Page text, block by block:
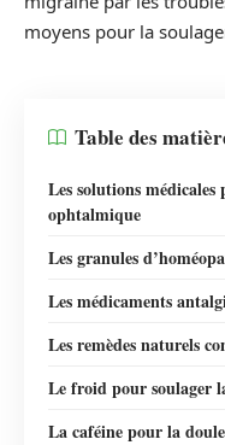
moyens pour la
Table des
Les solutions
ophtalmique
Les granules
Les médicaments
Les remèdes naturels
Le froid pour soulager
La caféine pour la